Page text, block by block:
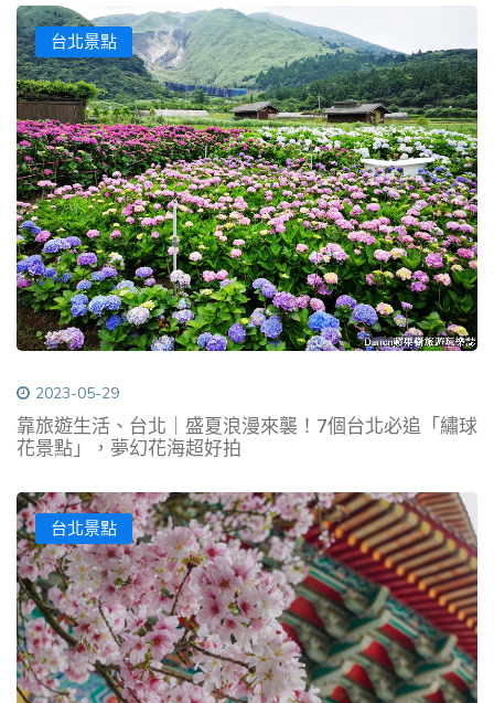
台北景點
2023-05-29
靠旅遊生活、台北｜盛夏浪漫來襲！7個台北必追「繡球
花景點」，夢幻花海超好拍
台北景點